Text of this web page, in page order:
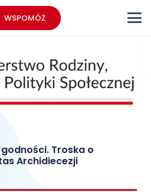
WSPOMÓŻ
Troska o
Archidiecezji